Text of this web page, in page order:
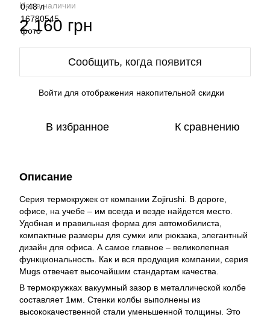
Нет в наличии
2 160 грн
Сообщить, когда появится
Войти для отображения накопительной скидки
В избранное К сравнению
Описание
Серия термокружек от компании Zojirushi. В дороге,
офисе, на учебе – им всегда и везде найдется место.
Удобная и правильная форма для автомобилиста,
компактные размеры для сумки или рюкзака, элегантный
дизайн для офиса. А самое главное – великолепная
функциональность. Как и вся продукция компании, серия
Mugs отвечает высочайшим стандартам качества.
В термокружках вакуумный зазор в металлической колбе
составляет 1мм. Стенки колбы выполнены из
высококачественной стали уменьшенной толщины. Это